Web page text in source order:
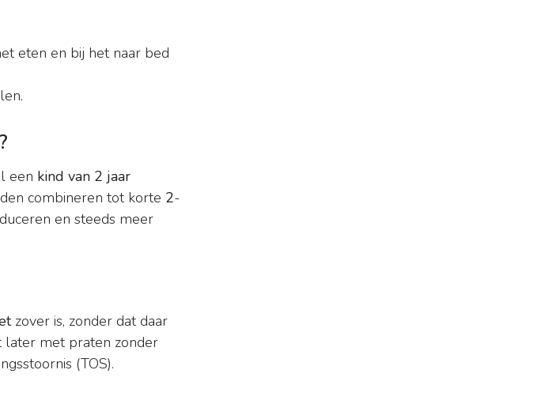
eten en bij het naar bed
een kind van 2 jaar
combineren tot korte 2-
en steeds meer
zover is, zonder dat daar
later met praten zonder
(TOS).